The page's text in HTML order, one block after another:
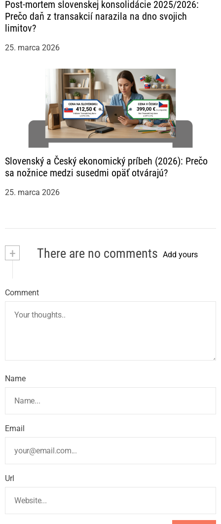
Post-mortem slovenskej konsolidácie 2025/2026:
Prečo daň z transakcií narazila na dno svojich
limitov?
25. marca 2026
Slovenský a Český ekonomický príbeh (2026): Prečo
sa nožnice medzi susedmi opäť otvárajú?
25. marca 2026
+ There are no comments Add yours
Comment
Name
Email
Url